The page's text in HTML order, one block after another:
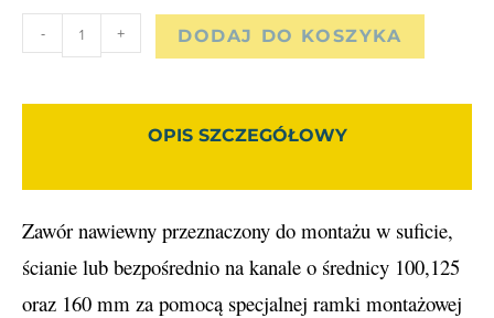
- + DODAJ DO KOSZYKA
OPIS SZCZEGÓŁOWY
Zawór nawiewny przeznaczony do montażu w suficie,
ścianie lub bezpośrednio na kanale o średnicy 100,125
oraz 160 mm za pomocą specjalnej ramki montażowej